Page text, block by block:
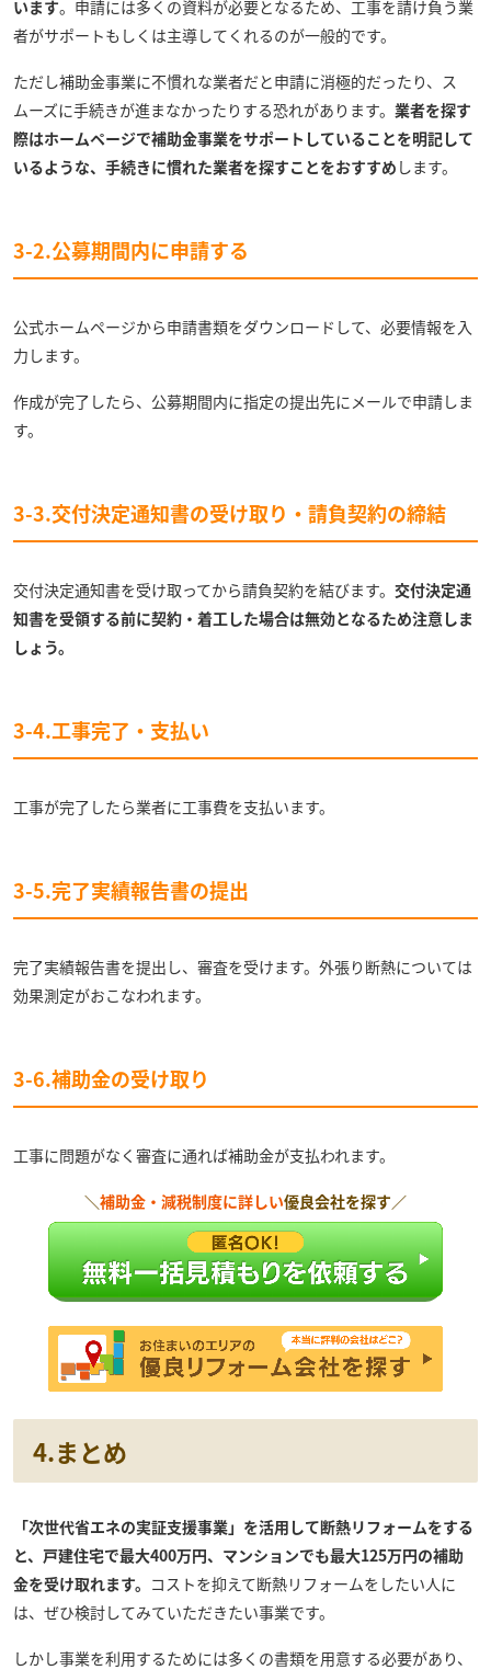
います。申請には多くの資料が必要となるため、工事を請け負う業
者がサポートもしくは主導してくれるのが一般的です。
ただし補助金事業に不慣れな業者だと申請に消極的だったり、ス
ムーズに手続きが進まなかったりする恐れがあります。 業者を探す
際はホームページで補助金事業をサポートしていることを明記して
いるような、手続きに慣れた業者を探すことをおすすめ します。
3-2.公募期間内に申請する
公式ホームページから申請書類をダウンロードして、必要情報を入
力します。
作成が完了したら、公募期間内に指定の提出先にメールで申請しま
す。
3-3.交付決定通知書の受け取り・請負契約の締結
交付決定通知書を受け取ってから請負契約を結びます。 交付決定通
知書を受領する前に契約・着工した場合は無効となるため注意しま
しょう。
3-4.工事完了・支払い
工事が完了したら業者に工事費を支払います。
3-5.完了実績報告書の提出
完了実績報告書を提出し、審査を受けます。外張り断熱については
効果測定がおこなわれます。
3-6.補助金の受け取り
工事に問題がなく審査に通れば補助金が支払われます。
＼補助金・減税制度に詳しい優良会社を探す／
4.まとめ
「次世代省エネの実証支援事業」を活用して断熱リフォームをする
と、戸建住宅で最大400万円、マンションでも最大125万円の補助
金を受け取れます。 コストを抑えて断熱リフォームをしたい人に
は、ぜひ検討してみていただきたい事業です。
しかし事業を利用するためには多くの書類を用意する必要があり、